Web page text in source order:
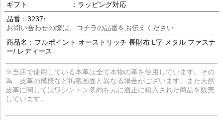
ギフト
：ラッピング対応
品番：3237r
お問い合わせの際は、コチラの品番をお伝えください
商品名：フルポイント オーストリッチ 長財布 L字 メタル ファスナ
ー/ レディース
※当店で使用している本革は全て本物の革を使用しています。その
為、皮革の模様など掲載画面と異なる場合がございます。また天然
皮革に関してはワシントン条約を元に適正に輸入された商品を販売
しています。